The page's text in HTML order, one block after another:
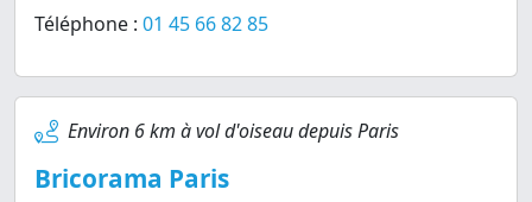
Téléphone : 01 45 66 82 85
Environ 6 km à vol d'oiseau depuis Paris
Bricorama Paris